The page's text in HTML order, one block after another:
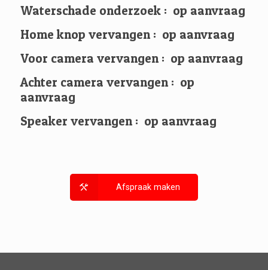
Waterschade onderzoek : op aanvraag
Home knop vervangen : op aanvraag
Voor camera vervangen : op aanvraag
Achter camera vervangen : op
aanvraag
Speaker vervangen : op aanvraag
Afspraak maken